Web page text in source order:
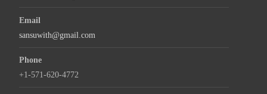
Email
sansuwith@gmail.com
Phone
+1-571-620-4772